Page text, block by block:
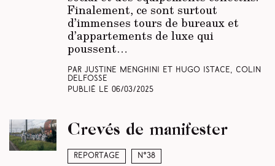
Finalement, ce sont surtout
d’immenses tours de bureaux et
d’appartements de luxe qui
poussent…
Par Justine Menghini et Hugo Istace, Colin
Delfosse
Publié le 06/03/2025
Reportage N°38
Crevés de manifester